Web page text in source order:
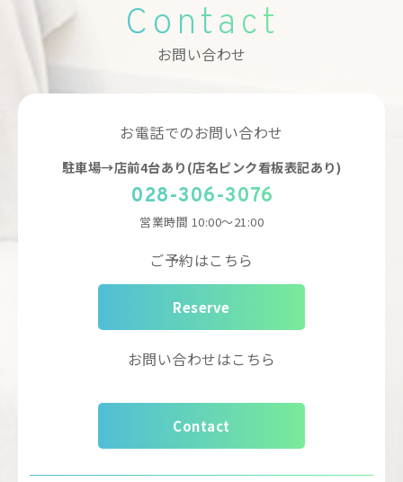
Contact
お問い合わせ
お電話でのお問い合わせ
駐車場→店前4台あり(店名ピンク看板表記あり)
028-306-3076
営業時間 10:00～21:00
ご予約はこちら
Reserve
お問い合わせはこちら
Contact